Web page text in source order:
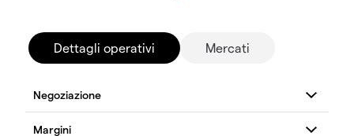
Dettagli operativi Mercati